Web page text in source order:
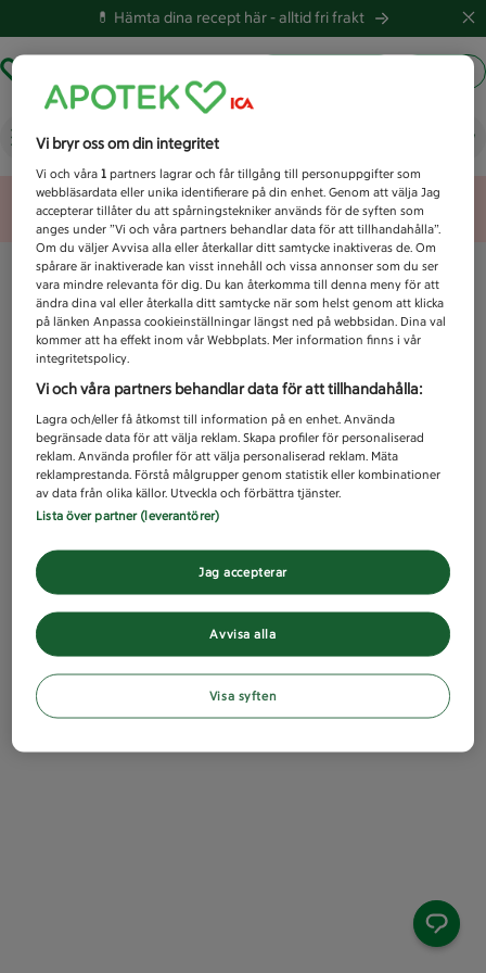
💊 Hämta dina recept här -alltid fri frakt
Vad letar du efter idag?
Unknown error
Vi bryr oss om din integritet
Vi och våra1 partners lagrar och får tillgång till personuppgifter som
webbläsardata eller unika identifierare på din enhet. Genom att välja Jag
accepterar tillåter du att spårningstekniker används för de syften som
anges under ”Vi och våra partners behandlar data för att tillhandahålla”.
Om du väljer Avvisa alla eller återkallar ditt samtycke inaktiveras de. Om
spårare är inaktiverade kan visst innehåll och vissa annonser som du ser
vara mindre relevanta för dig. Du kan återkomma till denna meny för att
ändra dina val eller återkalla ditt samtycke när som helst genom att klicka
på länken Anpassa cookieinställningar längst ned på webbsidan. Dina val
kommer att ha effekt inom vår Webbplats. Mer information finns i vår
integritetspolicy.
Vi och våra partners behandlar data för att tillhandahålla:
Lagra och/eller få åtkomst till information på en enhet. Använda
begränsade data för att välja reklam. Skapa profiler för personaliserad
reklam. Använda profiler för att välja personaliserad reklam. Mäta
reklamprestanda. Förstå målgrupper genom statistik eller kombinationer
av data från olika källor. Utveckla och förbättra tjänster.
Lista över partner (leverantörer)
Avvisa alla
Jag accepterar
Visa syften